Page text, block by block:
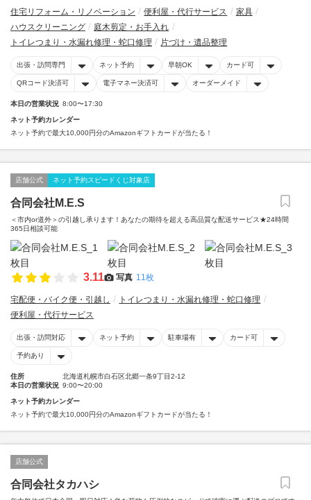
住宅リフォーム・リノベーション 便利屋・代行サービス
家具
ハウスクリーニング
庭木剪定・お手入れ
トイレつまり・水漏れ修理・蛇口修理
片づけ・遺品整理
出張・訪問専門 ネット予約 早朝OK カード可
QRコード決済可 電子マネー決済可 オーダーメイド
本日の営業状況 8:00〜17:30
ネット予約カレンダー
ネット予約で最大10,000円分のAmazonギフトカードが当たる！
店舗公式 ネット予約スピードくじ対象店
合同会社M.E.S
＜市内or道外＞の引越し承ります！あなたの期待を超える高品質な配送サービス★24時間
365日相談可能
3.11 写真 11枚
宅配便・バイク便・引越し
トイレつまり・水漏れ修理・蛇口修理
便利屋・代行サービス
出張・訪問対応 ネット予約 駐車場有 カード可
予約あり
住所
北海道札幌市白石区北郷一条9丁目2-12
本日の営業状況 9:00〜20:00
ネット予約カレンダー
ネット予約で最大10,000円分のAmazonギフトカードが当たる！
店舗公式
合同会社タカハシ